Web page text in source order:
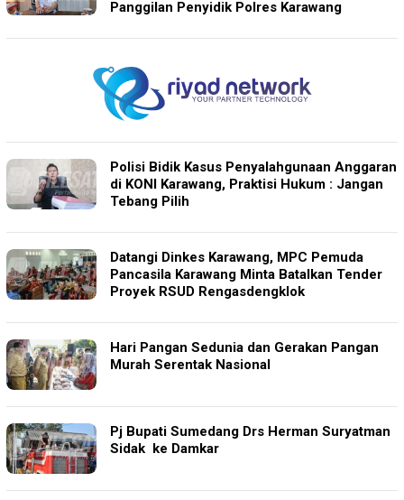
Panggilan Penyidik Polres Karawang
Polisi Bidik Kasus Penyalahgunaan Anggaran
di KONI Karawang, Praktisi Hukum : Jangan
Tebang Pilih
Datangi Dinkes Karawang, MPC Pemuda
Pancasila Karawang Minta Batalkan Tender
Proyek RSUD Rengasdengklok
Hari Pangan Sedunia dan Gerakan Pangan
Murah Serentak Nasional
Pj Bupati Sumedang Drs Herman Suryatman
Sidak ke Damkar